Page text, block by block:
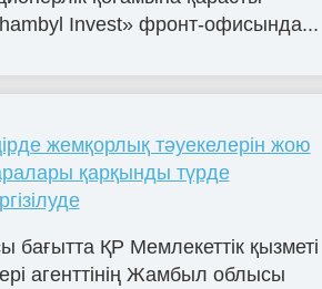
Invest» фронт-офисында...
жемқорлық тәуекелерін жою
қарқынды түрде
бағытта ҚР Мемлекеттік қызметі
агенттінің Жамбыл облысы